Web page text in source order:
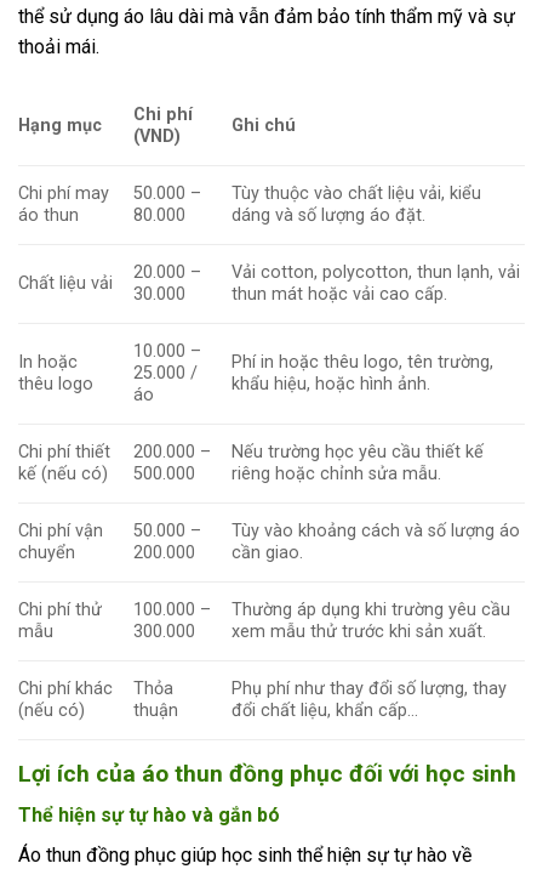
thể sử dụng áo lâu dài mà vẫn đảm bảo tính thẩm mỹ và sự
thoải mái.
Hạng mục
Chi phí
(VND)
Ghi chú
Chi phí may
áo thun
50.000 –
80.000
Tùy thuộc vào chất liệu vải, kiểu
dáng và số lượng áo đặt.
Chất liệu vải
20.000 –
30.000
Vải cotton, polycotton, thun lạnh, vải
thun mát hoặc vải cao cấp.
In hoặc
thêu logo
10.000 –
25.000 /
áo
Phí in hoặc thêu logo, tên trường,
khẩu hiệu, hoặc hình ảnh.
Chi phí thiết
kế (nếu có)
200.000 –
500.000
Nếu trường học yêu cầu thiết kế
riêng hoặc chỉnh sửa mẫu.
Chi phí vận
chuyển
50.000 –
200.000
Tùy vào khoảng cách và số lượng áo
cần giao.
Chi phí thử
mẫu
100.000 –
300.000
Thường áp dụng khi trường yêu cầu
xem mẫu thử trước khi sản xuất.
Chi phí khác
(nếu có)
Thỏa
thuận
Phụ phí như thay đổi số lượng, thay
đổi chất liệu, khẩn cấp…
Lợi ích của áo thun đồng phục đối với học sinh
Thể hiện sự tự hào và gắn bó
Áo thun đồng phục giúp học sinh thể hiện sự tự hào về